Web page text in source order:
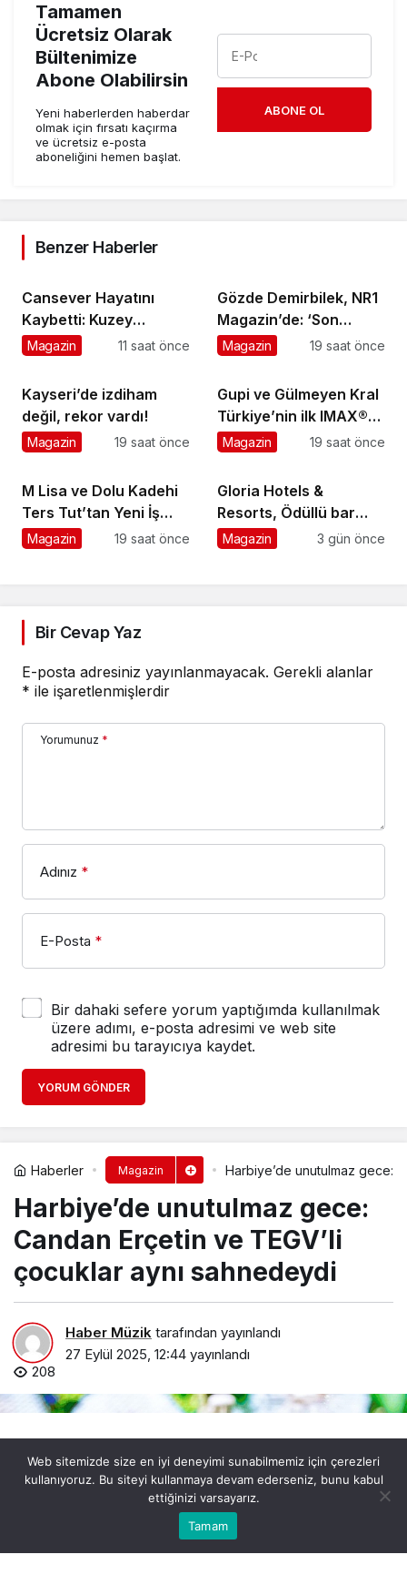
Tamamen
Ücretsiz Olarak
Bültenimize
Abone Olabilirsin
Yeni haberlerden haberdar
olmak için fırsatı kaçırma
ve ücretsiz e-posta
aboneliğini hemen başlat.
ABONE OL
Benzer Haberler
Cansever Hayatını
Kaybetti: Kuzey
Makedonya’da
Magazin 11 saat önce
Gözde Demirbilek, NR1
Magazin’de: ‘Son
assolist olarak var
Magazin 19 saat önce
Kayseri’de izdiham
değil, rekor vardı!
Magazin 19 saat önce
Gupi ve Gülmeyen Kral
Türkiye’nin ilk IMAX®
animasyon filmi oluyor
Magazin 19 saat önce
M Lisa ve Dolu Kadehi
Ters Tut’tan Yeni İş
Birliği: Vişne
Magazin 19 saat önce
Gloria Hotels &
Resorts, Ödüllü bar
Panda & Sons ile
Magazin 3 gün önce
Bir Cevap Yaz
E-posta adresiniz yayınlanmayacak. Gerekli alanlar
* ile işaretlenmişlerdir
Yorumunuz *
Adınız *
E-Posta *
Bir dahaki sefere yorum yaptığımda kullanılmak
üzere adımı, e-posta adresimi ve web site
adresimi bu tarayıcıya kaydet.
YORUM GÖNDER
Haberler Magazin Harbiye’de unutulmaz gece:
Harbiye’de unutulmaz gece:
Candan Erçetin ve TEGV’li
çocuklar aynı sahnedeydi
Haber Müzik tarafından yayınlandı
27 Eylül 2025, 12:44 yayınlandı
208
Bu web sitesinde en iyi deneyimi yaşamanızı sağlamak
Hesabım
0
Web sitemizde size en iyi deneyimi sunabilmemiz için çerezleri
kullanıyoruz. Bu siteyi kullanmaya devam ederseniz, bunu kabul
ettiğinizi varsayarız.
Tamam